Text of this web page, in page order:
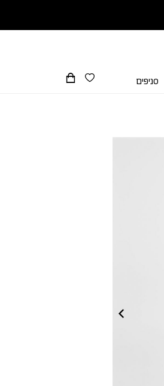
סניפים